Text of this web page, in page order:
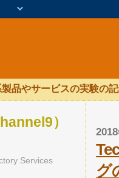
品やサービスの実験の
グ
）
Services